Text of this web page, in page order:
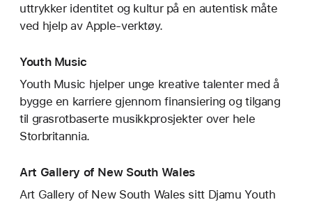
uttrykker identitet og kultur på en autentisk måte
ved hjelp av Apple-verktøy.
Youth Music
Youth Music hjelper unge kreative talenter med å
bygge en karriere gjennom finansiering og tilgang
til grasrotbaserte musikkprosjekter over hele
Storbritannia.
Art Gallery of New South Wales
Art Gallery of New South Wales sitt Djamu Youth